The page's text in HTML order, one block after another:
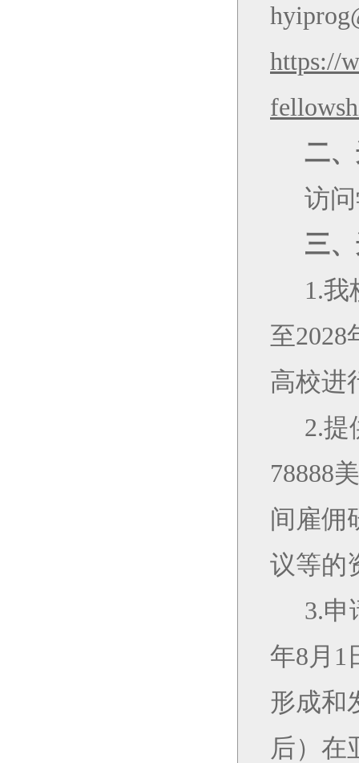
https://
二
访
三
1.我
至2028
高校进
2.提
78888
间雇佣
议等的
3.申
年8月 1
形成和
后）在